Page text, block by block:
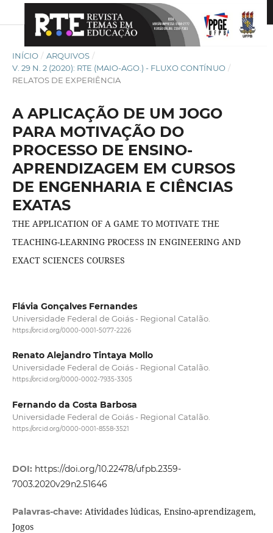
INÍCIO / ARQUIVOS /
V. 29 N. 2 (2020): RTE (MAIO-AGO.) - FLUXO CONTÍNUO /
RELATOS DE EXPERIÊNCIA
A APLICAÇÃO DE UM JOGO
PARA MOTIVAÇÃO DO
PROCESSO DE ENSINO-
APRENDIZAGEM EM CURSOS
DE ENGENHARIA E CIÊNCIAS
EXATAS
THE APPLICATION OF A GAME TO MOTIVATE THE
TEACHING-LEARNING PROCESS IN ENGINEERING AND
EXACT SCIENCES COURSES
Flávia Gonçalves Fernandes
Universidade Federal de Goiás - Regional Catalão.
https://orcid.org/0000-0001-5077-2226
Renato Alejandro Tintaya Mollo
Universidade Federal de Goiás - Regional Catalão.
https://orcid.org/0000-0002-7935-3305
Fernando da Costa Barbosa
Universidade Federal de Goiás - Regional Catalão.
https://orcid.org/0000-0001-8558-3521
DOI: https://doi.org/10.22478/ufpb.2359-
7003.2020v29n2.51646
Palavras-chave: Atividades lúdicas, Ensino-aprendizagem,
Jogos